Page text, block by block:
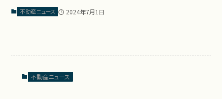
不動産ニュース 2024年7月1日
不動産ニュース